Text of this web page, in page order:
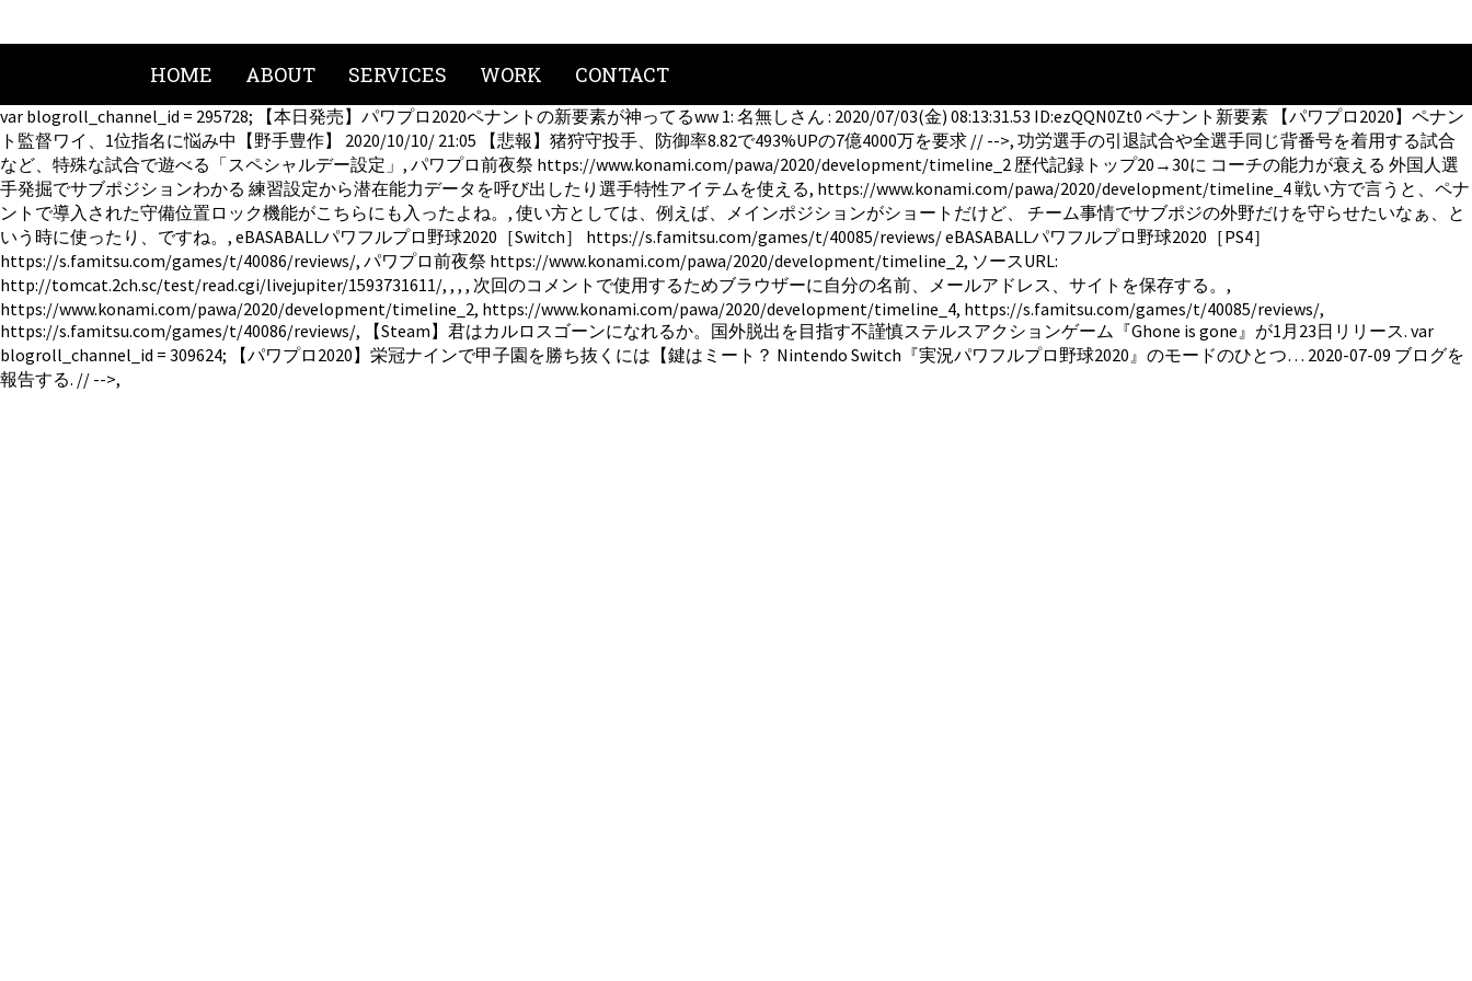
HOME ABOUT SERVICES WORK CONTACT
var blogroll_channel_id = 295728; 【本日発売】パワプロ2020ペナントの新要素が神ってるww 1: 名無しさん : 2020/07/03(金) 08:13:31.53 ID:ezQQN0Zt0 ペナント新要素 【パワプロ2020】ペナン
ト監督ワイ、1位指名に悩み中【野手豊作】 2020/10/10/ 21:05 【悲報】猪狩守投手、防御率8.82で493%UPの7億4000万を要求 // -->, 功労選手の引退試合や全選手同じ背番号を着用する試合
など、特殊な試合で遊べる「スペシャルデー設定」, パワプロ前夜祭 https://www.konami.com/pawa/2020/development/timeline_2 歴代記録トップ20→30に コーチの能力が衰える 外国人選
手発掘でサブポジションわかる 練習設定から潜在能力データを呼び出したり選手特性アイテムを使える, https://www.konami.com/pawa/2020/development/timeline_4 戦い方で言うと、ペナ
ントで導入された守備位置ロック機能がこちらにも入ったよね。, 使い方としては、例えば、メインポジションがショートだけど、 チーム事情でサブポジの外野だけを守らせたいなぁ、と
いう時に使ったり、ですね。, eBASABALLパワフルプロ野球2020［Switch］ https://s.famitsu.com/games/t/40085/reviews/ eBASABALLパワフルプロ野球2020［PS4］
https://s.famitsu.com/games/t/40086/reviews/, パワプロ前夜祭 https://www.konami.com/pawa/2020/development/timeline_2, ソースURL:
http://tomcat.2ch.sc/test/read.cgi/livejupiter/1593731611/, , , , 次回のコメントで使用するためブラウザーに自分の名前、メールアドレス、サイトを保存する。,
https://www.konami.com/pawa/2020/development/timeline_2, https://www.konami.com/pawa/2020/development/timeline_4, https://s.famitsu.com/games/t/40085/reviews/,
https://s.famitsu.com/games/t/40086/reviews/, 【Steam】君はカルロスゴーンになれるか。国外脱出を目指す不謹慎ステルスアクションゲーム『Ghone is gone』が1月23日リリース. var
blogroll_channel_id = 309624; 【パワプロ2020】栄冠ナインで甲子園を勝ち抜くには【鍵はミート？ Nintendo Switch『実況パワフルプロ野球2020』のモードのひとつ… 2020-07-09 ブログを
報告する. // -->,